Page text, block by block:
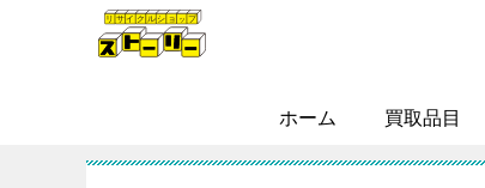
ホーム 買取品目